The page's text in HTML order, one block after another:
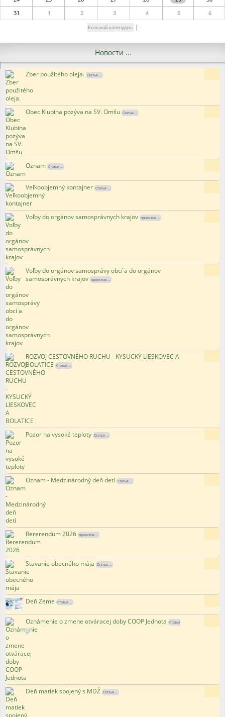
31
1 2 3 4 5 6
Большой календарь |
Новости ...
Zber použitého oleja. Статья ...
Obec Klubina pozýva na SV. Omšu Статья ...
Oznam Статья ...
Veľkoobjemný kontajner Статья ...
Voľby do orgánov samosprávnych krajov проектов ...
Voľby do orgánov samosprávy obcí a do orgánov
samosprávnych krajov проектов ...
ROZVOJ CESTOVNÉHO RUCHU - KYSUCKÝ LIESKOVEC A
BOLATICE Статья ...
Pozor na vysoké teploty Статья ...
Oznam - Medzinárodný deň detí Статья ...
Rererendum 2026 проектов ...
Stavanie obecného mája Статья ...
Deň Zeme Статья ...
Oznámenie o zmene otváracej doby COOP Jednota Статья
Deň matiek spojený s MDŽ Статья ...